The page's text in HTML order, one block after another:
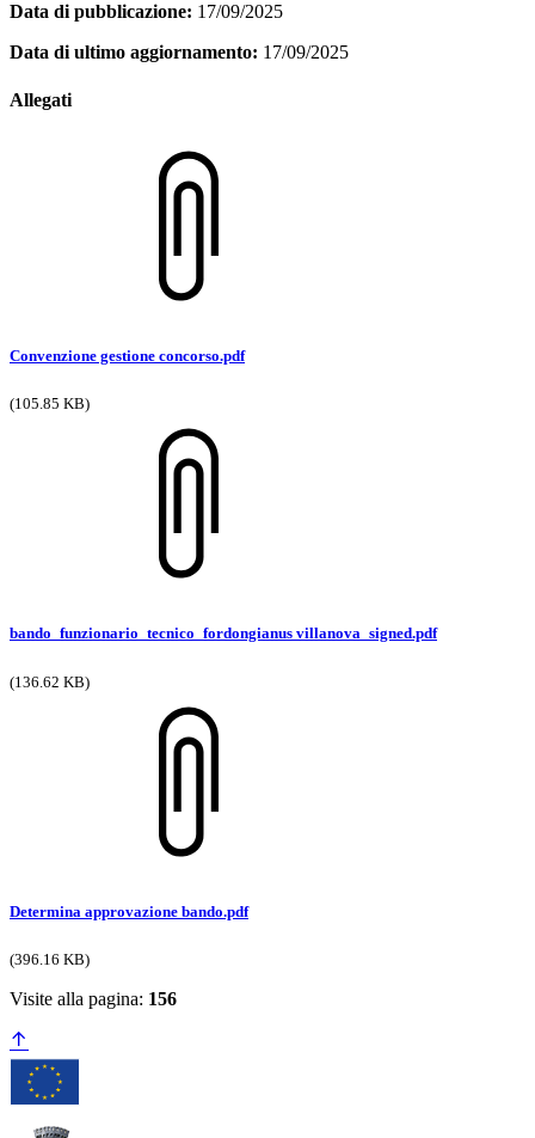
Data di pubblicazione: 17/09/2025
Data di ultimo aggiornamento: 17/09/2025
Allegati
Convenzione gestione concorso.pdf
(105.85 KB)
bando_funzionario_tecnico_fordongianus villanova_signed.pdf
(136.62 KB)
Determina approvazione bando.pdf
(396.16 KB)
Visite alla pagina: 156